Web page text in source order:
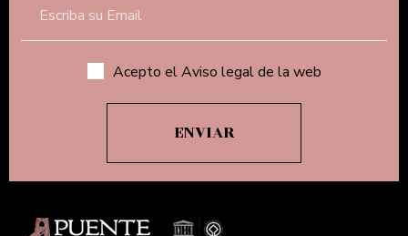
Acepto el Aviso legal de la web